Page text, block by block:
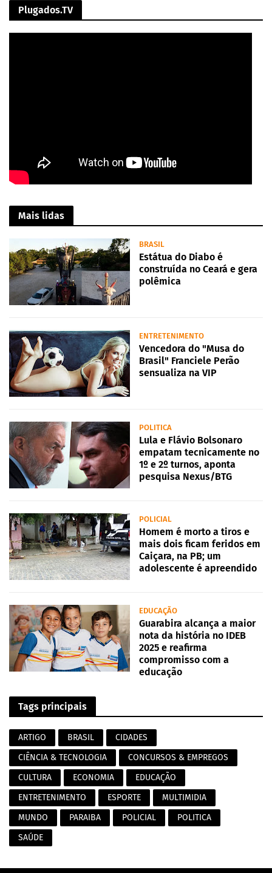
Plugados.TV
Mais lidas
BRASIL
Estátua do Diabo é
construída no Ceará e gera
polêmica
ENTRETENIMENTO
Vencedora do "Musa do
Brasil" Franciele Perão
sensualiza na VIP
POLITICA
Lula e Flávio Bolsonaro
empatam tecnicamente no
1º e 2º turnos, aponta
pesquisa Nexus/BTG
POLICIAL
Homem é morto a tiros e
mais dois ficam feridos em
Caiçara, na PB; um
adolescente é apreendido
EDUCAÇÃO
Guarabira alcança a maior
nota da história no IDEB
2025 e reafirma
compromisso com a
educação
Tags principais
ARTIGO BRASIL
CIDADES
CIÊNCIA & TECNOLOGIA
CONCURSOS & EMPREGOS
CULTURA
ECONOMIA
EDUCAÇÃO
ENTRETENIMENTO
ESPORTE
MULTIMIDIA
MUNDO
PARAIBA POLICIAL
POLITICA
SAÚDE